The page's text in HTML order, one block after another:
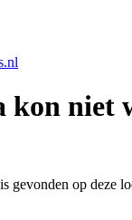
kon niet
gevonden op deze